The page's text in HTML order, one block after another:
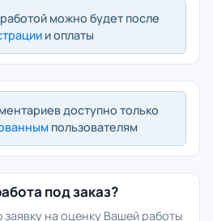
можно будет после
и оплаты
доступно только
пользователям
под заказ?
заявку на оценку Вашей работы